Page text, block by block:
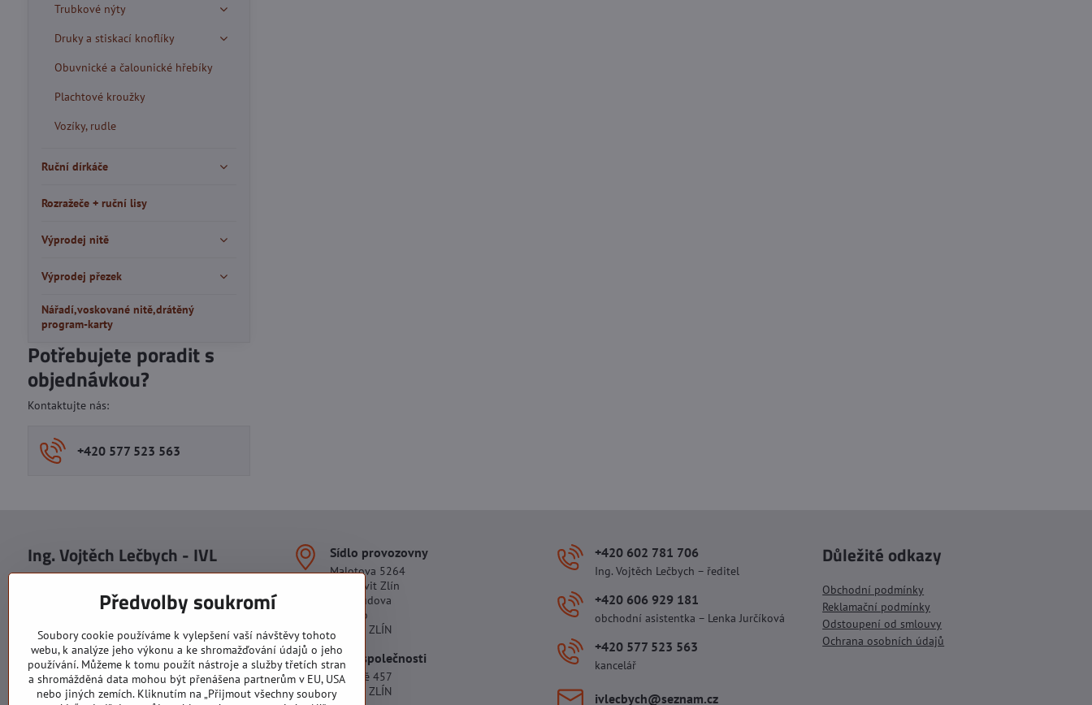
Trubkové nýty
Druky a stiskací knoflíky
Obuvnické a čalounické hřebíky
Plachtové kroužky
Vozíky, rudle
Ruční dírkáče
Rozražeče + ruční lisy
Výprodej nitě
Výprodej přezek
Nářadí,voskované nitě,drátěný
program-karty
Potřebujete poradit s
objednávkou?
Kontaktujte nás:
+420 577 523 563
Ing. Vojtěch Lečbych - IVL
DIČ: CZ5602130809
IČO: 29007356
DIČ: CZ29007356
Sídlo provozovny
Malotova 5264
Areál Svit Zlín
113. budova
1. patro
760 01 ZLÍN
Sídlo společnosti
U Hřiště 457
760 01 ZLÍN
+420 602 781 706
Ing. Vojtěch Lečbych – ředitel
+420 606 929 181
obchodní asistentka – Lenka Jurčíková
+420 577 523 563
kancelář
ivlecbych​@seznam​.cz
Důležité odkazy
Obchodní podmínky
Reklamační podmínky
Odstoupení od smlouvy
Ochrana osobních údajů
Předvolby soukromí
Soubory cookie používáme k vylepšení vaší návštěvy tohoto
webu, k analýze jeho výkonu a ke shromažďování údajů o jeho
používání. Můžeme k tomu použít nástroje a služby třetích stran
a shromážděná data mohou být přenášena partnerům v EU, USA
nebo jiných zemích. Kliknutím na „Přijmout všechny soubory